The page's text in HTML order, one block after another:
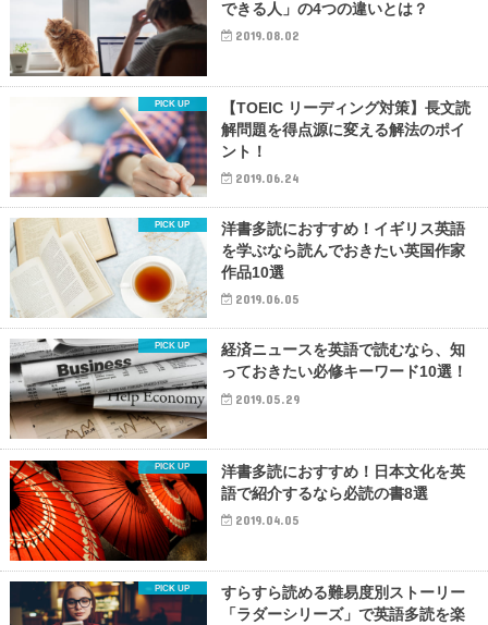
できる人」の4つの違いとは？
2019.08.02
【TOEIC リーディング対策】長文読
解問題を得点源に変える解法のポイ
ント！
2019.06.24
洋書多読におすすめ！イギリス英語
を学ぶなら読んでおきたい英国作家
作品10選
2019.06.05
経済ニュースを英語で読むなら、知
っておきたい必修キーワード10選！
2019.05.29
洋書多読におすすめ！日本文化を英
語で紹介するなら必読の書8選
2019.04.05
すらすら読める難易度別ストーリー
「ラダーシリーズ」で英語多読を楽